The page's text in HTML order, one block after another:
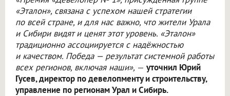
«Эталон», связана с успехом нашей стратегии
по всей стране, и для нас важно, что жители Урала
и Сибири видят и ценят этот уровень. «Эталон»
традиционно ассоциируется с надёжностью
и качеством. Победа — результат системной работы
всех регионов, включая наши», — уточнил Юрий
Гусев, директор по девелопменту и строительству,
управление по регионам Урал и Сибирь.